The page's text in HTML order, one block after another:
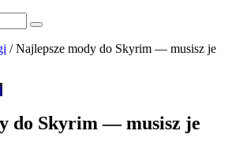
/Najlepsze mody do Skyrim — musisz je
do Skyrim — musisz je